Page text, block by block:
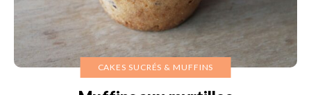
CAKES SUCRÉS & MUFFINS